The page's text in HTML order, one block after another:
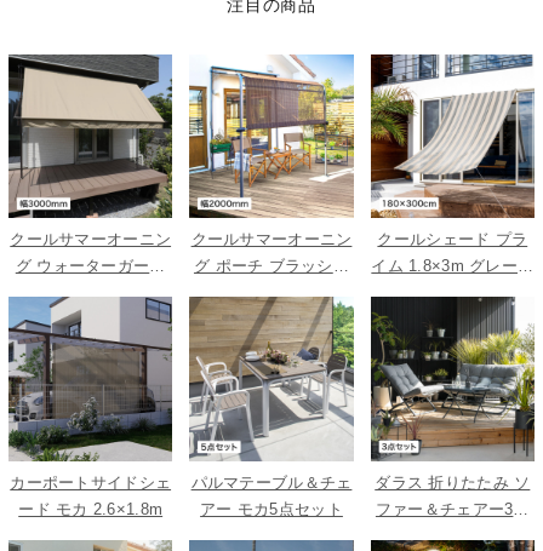
クールサマーオーニン
グ ウォーターガード
ベージュ 3000
クールサマーオーニン
グ ポーチ ブラッシュ
ウッド 2000
クールシェード プラ
イム 1.8×3m グレース
トライプ
カーポートサイドシェ
ード モカ 2.6×1.8m
パルマテーブル＆チェ
アー モカ5点セット
ダラス 折りたたみ ソ
ファー＆チェアー3点